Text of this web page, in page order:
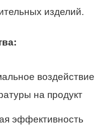
изделий.
воздействие
на продукт
эффективность